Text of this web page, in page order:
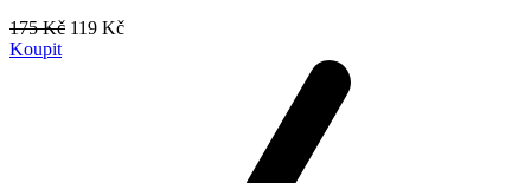
175 Kč 119 Kč
Koupit